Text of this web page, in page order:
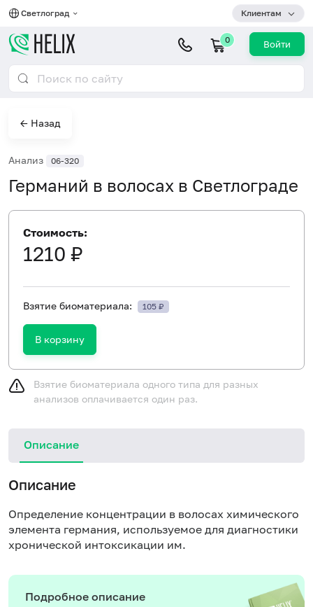
Светлоград Клиентам
0 Войти
← Назад
Анализ 06-320
Германий в волосах в Светлограде
Стоимость:
1210 ₽
Взятие биоматериала: 105 ₽
В корзину
Взятие биоматериала одного типа для разных
анализов оплачивается один раз.
Описание
Описание
Определение концентрации в волосах химического
элемента германия, используемое для диагностики
хронической интоксикации им.
Подробное описание